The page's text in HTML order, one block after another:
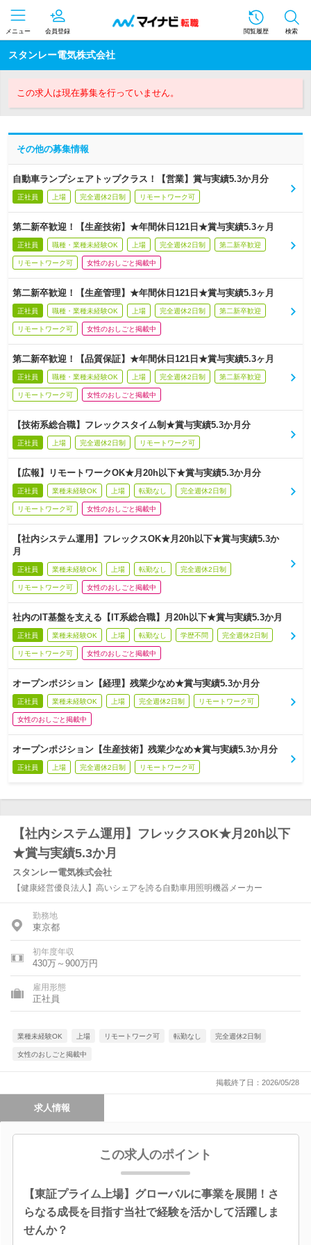
メニュー 会員登録 閲覧履歴 検索
スタンレー電気株式会社
この求人は現在募集を行っていません。
その他の募集情報
自動車ランプシェアトップクラス！【営業】賞与実績5.3か月分
正社員 上場 完全週休2日制 リモートワーク可
第二新卒歓迎！【生産技術】★年間休日121日★賞与実績5.3ヶ月
正社員 職種・業種未経験OK 上場 完全週休2日制 第二新卒歓迎
リモートワーク可 女性のおしごと掲載中
第二新卒歓迎！【生産管理】★年間休日121日★賞与実績5.3ヶ月
正社員 職種・業種未経験OK 上場 完全週休2日制 第二新卒歓迎
リモートワーク可 女性のおしごと掲載中
第二新卒歓迎！【品質保証】★年間休日121日★賞与実績5.3ヶ月
正社員 職種・業種未経験OK 上場 完全週休2日制 第二新卒歓迎
リモートワーク可 女性のおしごと掲載中
【技術系総合職】フレックスタイム制★賞与実績5.3か月分
正社員 上場 完全週休2日制 リモートワーク可
【広報】リモートワークOK★月20h以下★賞与実績5.3か月分
正社員 業種未経験OK 上場 転勤なし 完全週休2日制
リモートワーク可 女性のおしごと掲載中
【社内システム運用】フレックスOK★月20h以下★賞与実績5.3か
月
正社員 業種未経験OK 上場 転勤なし 完全週休2日制
リモートワーク可 女性のおしごと掲載中
社内のIT基盤を支える【IT系総合職】月20h以下★賞与実績5.3か月
正社員 業種未経験OK 上場 転勤なし 学歴不問 完全週休2日制
リモートワーク可 女性のおしごと掲載中
オープンポジション【経理】残業少なめ★賞与実績5.3か月分
正社員 業種未経験OK 上場 完全週休2日制 リモートワーク可
女性のおしごと掲載中
オープンポジション【生産技術】残業少なめ★賞与実績5.3か月分
正社員 上場 完全週休2日制 リモートワーク可
【社内システム運用】フレックスOK★月20h以下
★賞与実績5.3か月
スタンレー電気株式会社
【健康経営優良法人】高いシェアを誇る自動車用照明機器メーカー
勤務地
東京都
初年度年収
430万～900万円
雇用形態
正社員
業種未経験OK 上場 リモートワーク可 転勤なし 完全週休2日制
女性のおしごと掲載中
掲載終了日：2026/05/28
求人情報
この求人のポイント
【東証プライム上場】グローバルに事業を展開！さ
らなる成長を目指す当社で経験を活かして活躍しま
せんか？